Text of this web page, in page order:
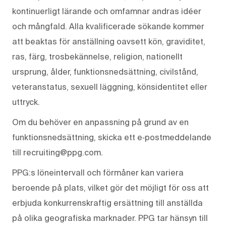
kontinuerligt lärande och omfamnar andras idéer
och mångfald. Alla kvalificerade sökande kommer
att beaktas för anställning oavsett kön, graviditet,
ras, färg, trosbekännelse, religion, nationellt
ursprung, ålder, funktionsnedsättning, civilstånd,
veteranstatus, sexuell läggning, könsidentitet eller
uttryck.
Om du behöver en anpassning på grund av en
funktionsnedsättning, skicka ett e‑postmeddelande
till recruiting@ppg.com.
PPG:s löneintervall och förmåner kan variera
beroende på plats, vilket gör det möjligt för oss att
erbjuda konkurrenskraftig ersättning till anställda
på olika geografiska marknader. PPG tar hänsyn till